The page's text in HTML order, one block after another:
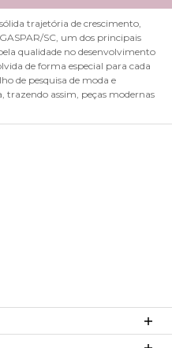
trajetória de crescimento,
SC, um dos principais
qualidade no desenvolvimento
de forma especial para cada
de pesquisa de moda e
trazendo assim, peças modernas